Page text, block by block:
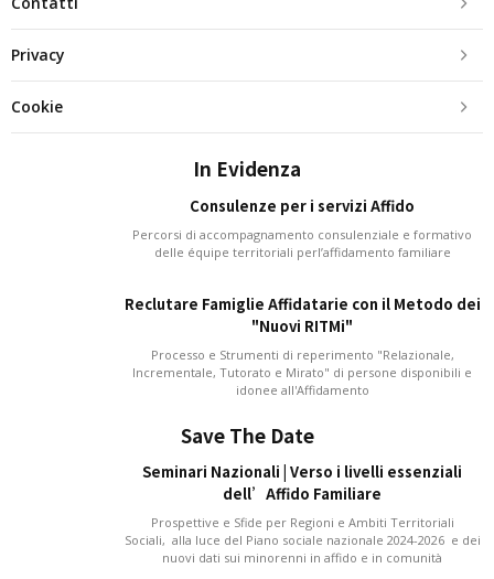
Privacy
Cookie
In Evidenza
Consulenze per i servizi Affido
Percorsi di accompagnamento consulenziale e formativo
delle équipe territoriali perl’affidamento familiare
Reclutare Famiglie Affidatarie con il Metodo dei
"Nuovi RITMi"
Processo e Strumenti di reperimento "Relazionale,
Incrementale, Tutorato e Mirato" di persone disponibili e
idonee all'Affidamento
Save The Date
Seminari Nazionali | Verso i livelli essenziali
dell’Affido Familiare
Prospettive e Sfide per Regioni e Ambiti Territoriali
Sociali, alla luce del Piano sociale nazionale 2024-2026 e dei
nuovi dati sui minorenni in affido e in comunità